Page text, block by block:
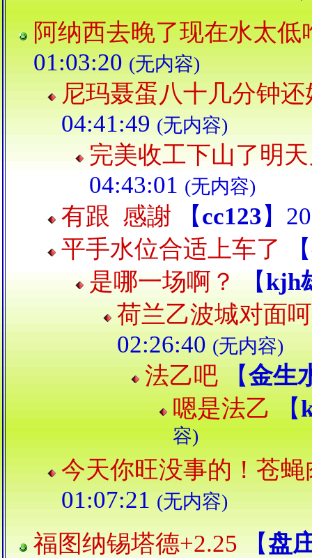
阿纳西去晚了现在水太低
01:03:20 (无内容)
尼玛聂蛋八十几分钟
04:41:49 (无内容)
完美收工下山了明
04:43:01 (无内容)
有跟 感謝 【cc123】
平手水位合适上车了
【
是哪一场啊？
【kjh
荷兰乙波城对面
02:26:40 (无内容)
法乙吧 【金生
嗯是法乙 【
容)
今天你旺没事的！苍
01:07:21 (无内容)
福图纳锡塔德+2.25 【盘